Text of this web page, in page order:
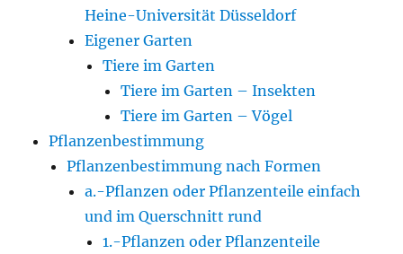
Heine-Universität Düsseldorf
Eigener Garten
Tiere im Garten
Tiere im Garten – Insekten
Tiere im Garten – Vögel
Pflanzenbestimmung
Pflanzenbestimmung nach Formen
a.-Pflanzen oder Pflanzenteile einfach
und im Querschnitt rund
1.-Pflanzen oder Pflanzenteile